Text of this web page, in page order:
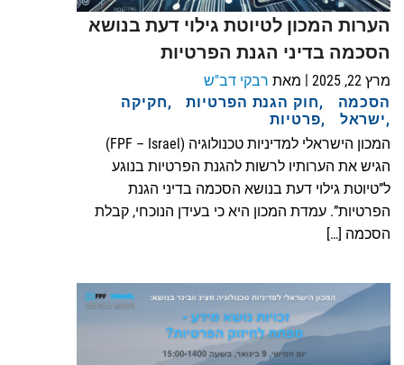
הערות המכון לטיוטת גילוי דעת בנושא
הסכמה בדיני הגנת הפרטיות
מרץ 22, 2025 | מאת רבקי דב"ש
הסכמה
חוק הגנת הפרטיות
חקיקה
ישראל
פרטיות
המכון הישראלי למדיניות טכנולוגיה (FPF – Israel)
הגיש את הערותיו לרשות להגנת הפרטיות בנוגע
ל”טיוטת גילוי דעת בנושא הסכמה בדיני הגנת
הפרטיות”. עמדת המכון היא כי בעידן הנוכחי, קבלת
הסכמה […]